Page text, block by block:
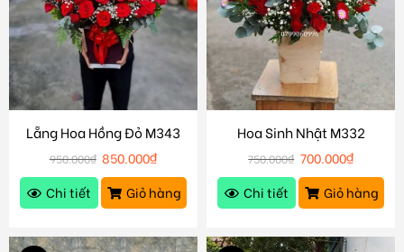
Lẵng Hoa Hồng Đỏ M343
950.000₫ 850.000₫
Chi tiết
Giỏ hàng
Hoa Sinh Nhật M332
750.000₫ 700.000₫
Chi tiết
Giỏ hàng